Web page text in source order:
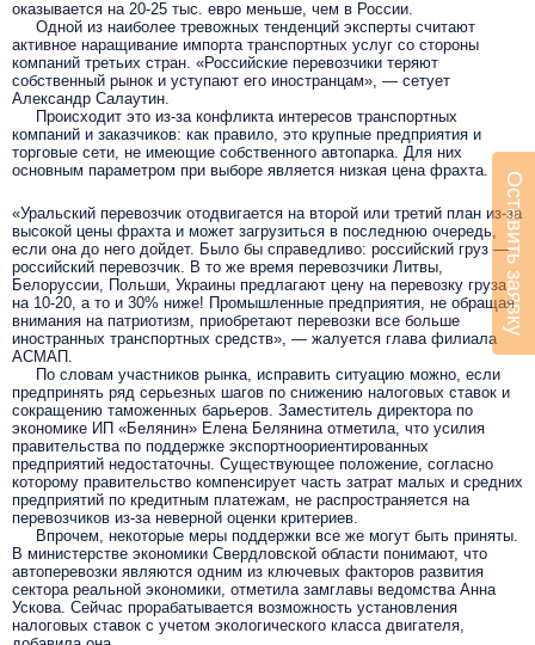
оказывается на 20-25 тыс. евро меньше, чем в России.
Одной из наиболее тревожных тенденций эксперты считают
активное наращивание импорта транспортных услуг со стороны
компаний третьих стран. «Российские перевозчики теряют
собственный рынок и уступают его иностранцам», — сетует
Александр Салаутин.
Происходит это из-за конфликта интересов транспортных
компаний и заказчиков: как правило, это крупные предприятия и
торговые сети, не имеющие собственного автопарка. Для них
основным параметром при выборе является низкая цена фрахта.
«Уральский перевозчик отодвигается на второй или третий план из-за
высокой цены фрахта и может загрузиться в последнюю очередь,
если она до него дойдет. Было бы справедливо: российский груз —
российский перевозчик. В то же время перевозчики Литвы,
Белоруссии, Польши, Украины предлагают цену на перевозку груза
на 10-20, а то и 30% ниже! Промышленные предприятия, не обращая
внимания на патриотизм, приобретают перевозки все больше
иностранных транспортных средств», — жалуется глава филиала
АСМАП.
По словам участников рынка, исправить ситуацию можно, если
предпринять ряд серьезных шагов по снижению налоговых ставок и
сокращению таможенных барьеров. Заместитель директора по
экономике ИП «Белянин» Елена Белянина отметила, что усилия
правительства по поддержке экспортноориентированных
предприятий недостаточны. Существующее положение, согласно
которому правительство компенсирует часть затрат малых и средних
предприятий по кредитным платежам, не распространяется на
перевозчиков из-за неверной оценки критериев.
Впрочем, некоторые меры поддержки все же могут быть приняты.
В министерстве экономики Свердловской области понимают, что
автоперевозки являются одним из ключевых факторов развития
сектора реальной экономики, отметила замглавы ведомства Анна
Ускова. Сейчас прорабатывается возможность установления
налоговых ставок с учетом экологического класса двигателя,
Оставить заявку